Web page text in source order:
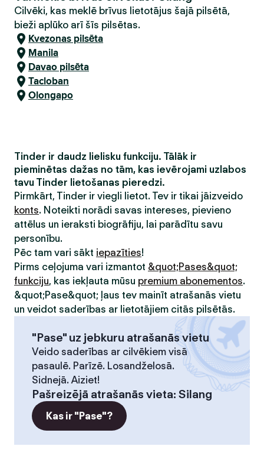
Cilvēki, kas meklē brīvus lietotājus šajā pilsētā,
bieži aplūko arī šīs pilsētas.
Kvezonas pilsēta
Manila
Davao pilsēta
Tacloban
Olongapo
Tinder ir daudz lielisku funkciju. Tālāk ir
pieminētas dažas no tām, kas ievērojami uzlabos
tavu Tinder lietošanas pieredzi.
Pirmkārt, Tinder ir viegli lietot. Tev ir tikai jāizveido
konts. Noteikti norādi savas intereses, pievieno
attēlus un ieraksti biogrāfiju, lai parādītu savu
personību.
Pēc tam vari sākt iepazīties!
Pirms ceļojuma vari izmantot &quot;Pases&quot;
funkciju, kas iekļauta mūsu premium abonementos.
&quot;Pase&quot; ļaus tev mainīt atrašanās vietu
un veidot saderības ar lietotājiem citās pilsētās.
"Pase" uz jebkuru atrašanās vietu
Veido saderības ar cilvēkiem visā
pasaulē. Parīzē. Losandželosā.
Sidnejā. Aiziet!
Pašreizējā atrašanās vieta: Silang
Kas ir "Pase"?